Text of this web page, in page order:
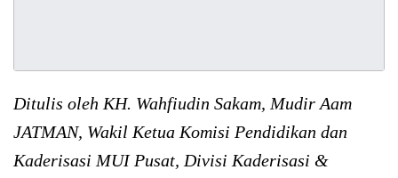
Ditulis oleh KH. Wahfiudin Sakam, Mudir Aam
JATMAN, Wakil Ketua Komisi Pendidikan dan
Kaderisasi MUI Pusat, Divisi Kaderisasi &